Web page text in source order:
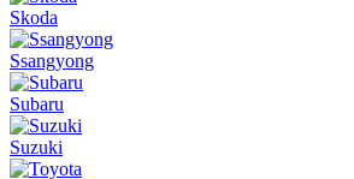
Skoda
Ssangyong
Subaru
Suzuki